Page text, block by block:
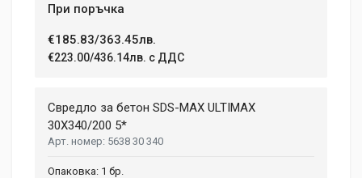
При поръчка
€185.83/363.45лв.
€223.00/436.14лв. с ДДС
Свредло за бетон SDS-MAX ULTIMAX
30X340/200 5*
5638 30 340
1 бр.